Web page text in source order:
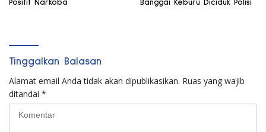
Positif Narkoba
Banggai Keburu Diciduk Polisi
Tinggalkan Balasan
Alamat email Anda tidak akan dipublikasikan. Ruas yang wajib
ditandai *